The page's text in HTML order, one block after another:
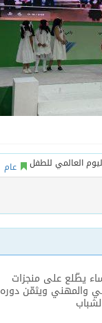
عام
يطّلع على منجزات
والمهني ويثمّن دوره